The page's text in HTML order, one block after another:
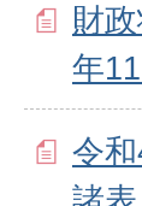
財
年11
令